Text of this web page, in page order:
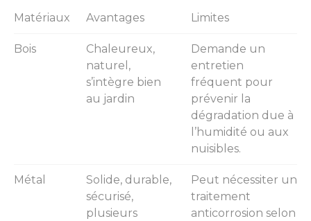
Matériaux Avantages Limites
Bois
Chaleureux,
naturel,
s’intègre bien
au jardin
Demande un
entretien
fréquent pour
prévenir la
dégradation due à
l’humidité ou aux
nuisibles.
Métal
Solide, durable,
sécurisé,
plusieurs
Peut nécessiter un
traitement
anticorrosion selon